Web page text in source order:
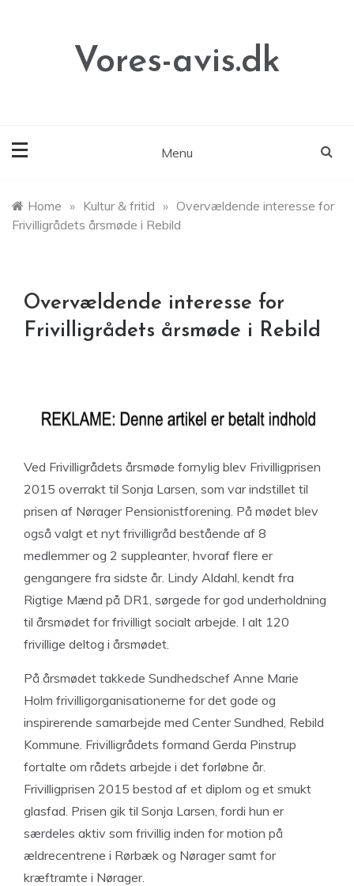
Vores-avis.dk
Menu
Home » Kultur & fritid » Overvældende interesse for
Frivilligrådets årsmøde i Rebild
Overvældende interesse for
Frivilligrådets årsmøde i Rebild
Ved Frivilligrådets årsmøde fornylig blev Frivilligprisen
2015 overrakt til Sonja Larsen, som var indstillet til
prisen af Nørager Pensionistforening. På mødet blev
også valgt et nyt frivilligråd bestående af 8
medlemmer og 2 suppleanter, hvoraf flere er
gengangere fra sidste år. Lindy Aldahl, kendt fra
Rigtige Mænd på DR1, sørgede for god underholdning
til årsmødet for frivilligt socialt arbejde. I alt 120
frivillige deltog i årsmødet.
På årsmødet takkede Sundhedschef Anne Marie
Holm frivilligorganisationerne for det gode og
inspirerende samarbejde med Center Sundhed, Rebild
Kommune. Frivilligrådets formand Gerda Pinstrup
fortalte om rådets arbejde i det forløbne år.
Frivilligprisen 2015 bestod af et diplom og et smukt
glasfad. Prisen gik til Sonja Larsen, fordi hun er
særdeles aktiv som frivillig inden for motion på
ældrecentrene i Rørbæk og Nørager samt for
kræftramte i Nørager.